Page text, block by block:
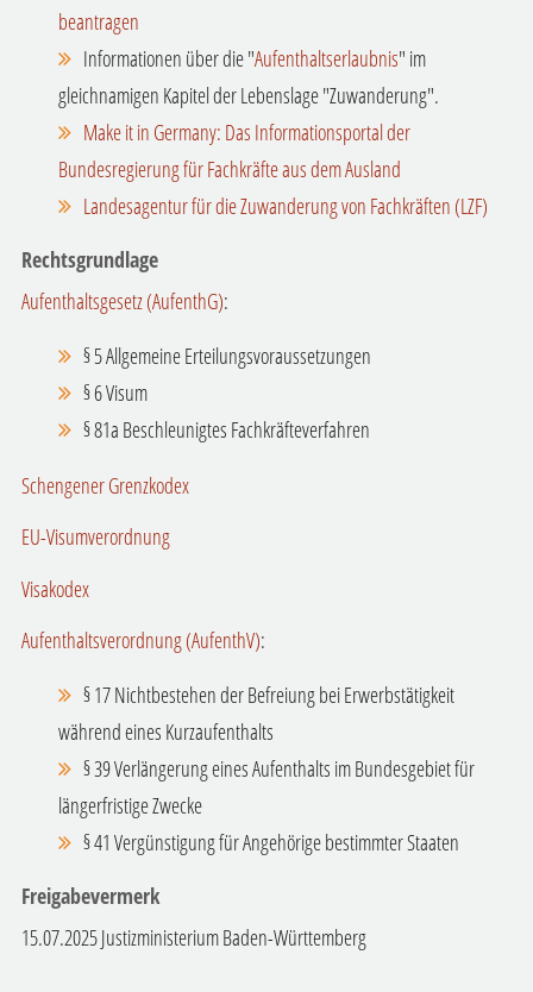
beantragen
Informationen über die "Aufenthaltserlaubnis" im
gleichnamigen Kapitel der Lebenslage "Zuwanderung".
Make it in Germany: Das Informationsportal der
Bundesregierung für Fachkräfte aus dem Ausland
Landesagentur für die Zuwanderung von Fachkräften (LZF)
Rechtsgrundlage
Aufenthaltsgesetz (AufenthG):
§ 5 Allgemeine Erteilungsvoraussetzungen
§ 6 Visum
§ 81a Beschleunigtes Fachkräfteverfahren
Schengener Grenzkodex
EU-Visumverordnung
Visakodex
Aufenthaltsverordnung (AufenthV):
§ 17 Nichtbestehen der Befreiung bei Erwerbstätigkeit
während eines Kurzaufenthalts
§ 39 Verlängerung eines Aufenthalts im Bundesgebiet für
längerfristige Zwecke
§ 41 Vergünstigung für Angehörige bestimmter Staaten
Freigabevermerk
15.07.2025 Justizministerium Baden-Württemberg